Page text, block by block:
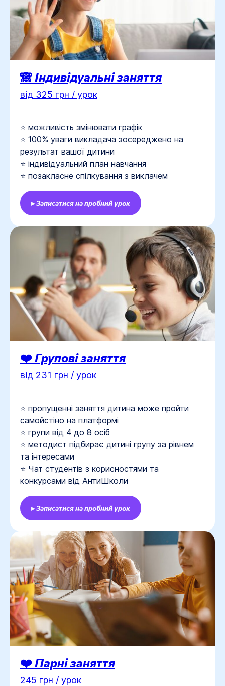
🙈 Індивідуальні заняття
від 325 грн / урок
⭐ можливість змінювати графік
⭐ 100% уваги викладача зосереджено на
результат вашої дитини
⭐ індивідуальний план навчання
⭐ позакласне спілкування з виклачем
▸ Записатися на пробний урок
❤️ Групові заняття
від 231 грн / урок
⭐ пропущенні заняття дитина може пройти
самойстіно на платформі
⭐ групи від 4 до 8 осіб
⭐ методист підбирає дитині групу за рівнем
та інтересами
⭐ Чат студентів з корисностями та
конкурсами від АнтиШколи
▸ Записатися на пробний урок
❤️ Парні заняття
245 грн / урок